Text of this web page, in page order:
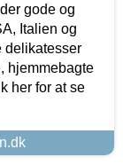
gode og
Italien og
delikatesser
hjemmebagte
her for at se